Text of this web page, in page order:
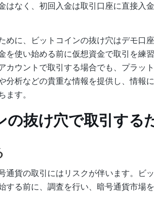
はなく、初回入金は取引口座に直接入
めに、ビットコインの抜け穴はデモ口
を使い始める前に仮想資金で取引を練
カウントで取引する場合でも、プラッ
分析などの貴重な情報を提供し、情報
す。
の抜け穴で取引する
通貨の取引にはリスクが伴います。ビ
する前に、調査を行い、暗号通貨市場